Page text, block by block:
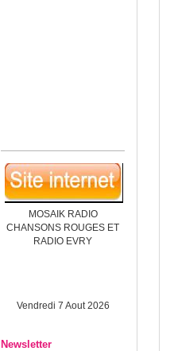
MOSAIK RADIO
CHANSONS ROUGES ET
RADIO EVRY
Vendredi 7 Aout 2026
Newsletter